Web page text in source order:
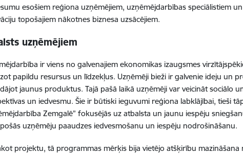
esošiem reģiona uzņēmējiem, uzņēmējdarbības speciālistiem
topošajiem nākotnes biznesa uzsācējiem.
uzņēmējiem
ir viens no galvenajiem ekonomikas izaugsmes
papildu resursus un līdzekļus. Uzņēmēji bieži ir galvenie ideju un
jaunus produktus. Tajā pašā laikā uzņēmēji var veicināt sociālo
un iedvesmu. Šie ir būtiski ieguvumi reģiona labklājībai, tieši
Zemgalē” fokusējās uz atbalsta un jaunu iespēju
uzņēmēju paaudzes iedvesmošanu un iespēju nodrošināšanu.
projektu, tā programmas mērķis bija vietējo atšķirību